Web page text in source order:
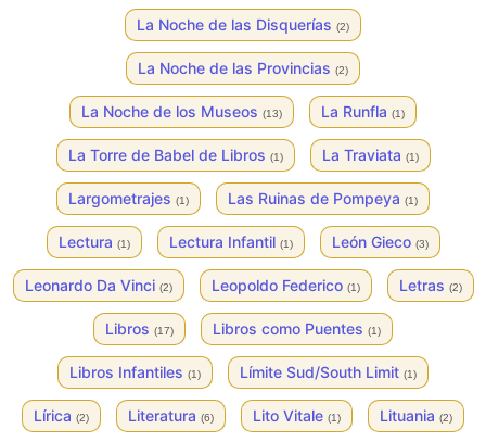
La Noche de las Disquerías (2)
La Noche de las Provincias (2)
La Noche de los Museos (13) La Runfla (1)
La Torre de Babel de Libros (1) La Traviata (1)
Largometrajes (1) Las Ruinas de Pompeya (1)
Lectura (1) Lectura Infantil (1) León Gieco (3)
Leonardo Da Vinci (2) Leopoldo Federico (1) Letras (2)
Libros (17) Libros como Puentes (1)
Libros Infantiles (1) Límite Sud/South Limit (1)
Lírica (2) Literatura (6) Lito Vitale (1) Lituania (2)